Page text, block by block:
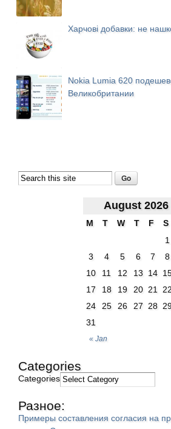
Харчові добавки: не
Nokia Lumia 620
Великобритании
August 2026
M T W T F S
« Jan
1
3
4 5 6 7 8
10
11 12 13 14
17
18 19 20 21 22
24
25 26 27 28
31
Categories
Categories
Разное:
Примеры составления согласия на